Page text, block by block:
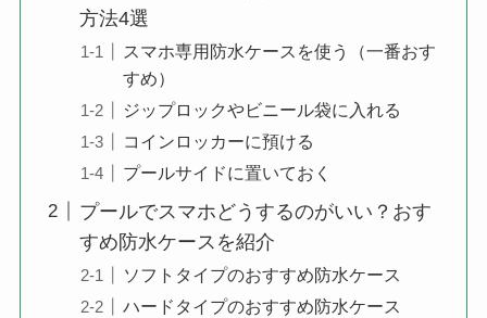
方法4選
スマホ専用防水ケースを使う（一番おす
すめ）
ジップロックやビニール袋に入れる
コインロッカーに預ける
プールサイドに置いておく
プールでスマホどうするのがいい？おす
すめ防水ケースを紹介
ソフトタイプのおすすめ防水ケース
ハードタイプのおすすめ防水ケース